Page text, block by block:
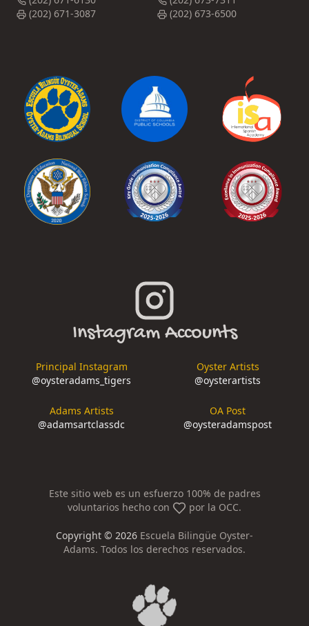
(202) 671-3087
(202) 673-6500
Instagram Accounts
Principal Instagram
@oysteradams_tigers
Oyster Artists
@oysterartists
Adams Artists
@adamsartclassdc
OA Post
@oysteradamspost
Este sitio web es un esfuerzo 100% de padres
voluntarios hecho con
por la OCC.
Copyright © 2026 Escuela Bilingüe Oyster-
Adams. Todos los derechos reservados.